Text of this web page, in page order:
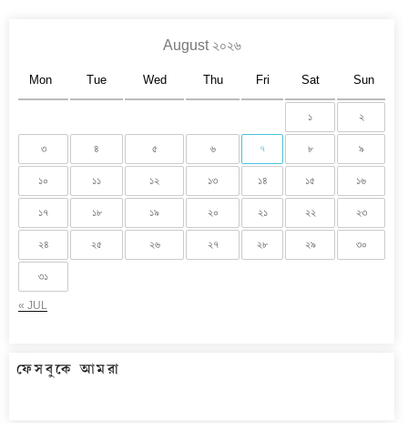
August ২০২৬
Mon Tue Wed Thu Fri Sat Sun
« JUL
১ ২
৩ ৪ ৫ ৬ ৭ ৮ ৯
১০ ১১ ১২ ১৩ ১৪ ১৫ ১৬
১৭ ১৮ ১৯ ২০ ২১ ২২ ২৩
২৪ ২৫ ২৬ ২৭ ২৮ ২৯ ৩০
৩১
ফেসবুকে আমরা